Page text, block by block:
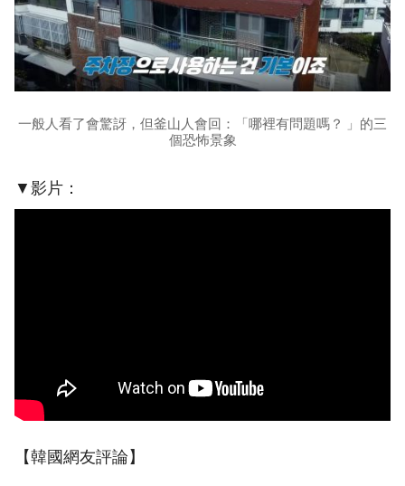
一般人看了會驚訝，但釜山人會回：「哪裡有問題嗎？ 」的三
個恐怖景象
▼影片：
【韓國網友評論】